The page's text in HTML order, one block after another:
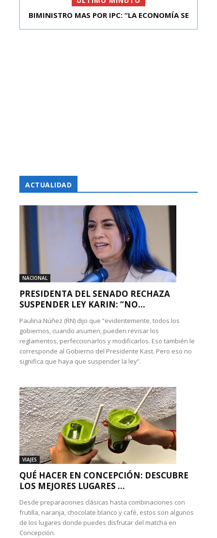
KAST SE REUNIÓ CON EL PRESIDENTE ELECTO DE
BIMINISTRO MAS POR IPC: “LA ECONOMÍA SE
ACTUALIDAD
NACIONAL
PRESIDENTA DEL SENADO RECHAZA
SUSPENDER LEY KARIN: “NO...
Paulina Núñez (RN) dijo que “evidentemente, todos los
gobiernos, cuando asumen, pueden revisar los
reglamentos, perfeccionarlos y modificarlos. Eso también le
corresponde al Gobierno del Presidente Kast. Pero eso no
significa que haya que suspender la ley”.
VIAJES
QUÉ HACER EN CONCEPCIÓN: DESCUBRE
LOS MEJORES LUGARES ...
Desde preparaciones clásicas hasta combinaciones con
frutilla, naranja, chocolate blanco y café, estos son algunos
de los lugares donde puedes disfrutar del matcha en
Concepción.